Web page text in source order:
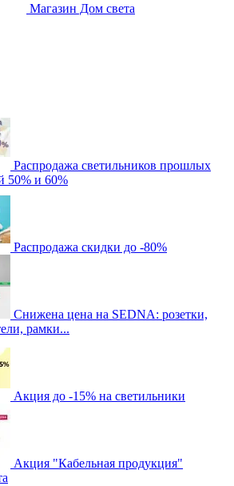
Магазин Дом света
Распродажа светильников прошлых
50% и 60%
Распродажа скидки до -80%
Cнижена цена на SEDNA: розетки,
рамки...
Акция до -15% на светильники
Акция "Кабельная продукция"